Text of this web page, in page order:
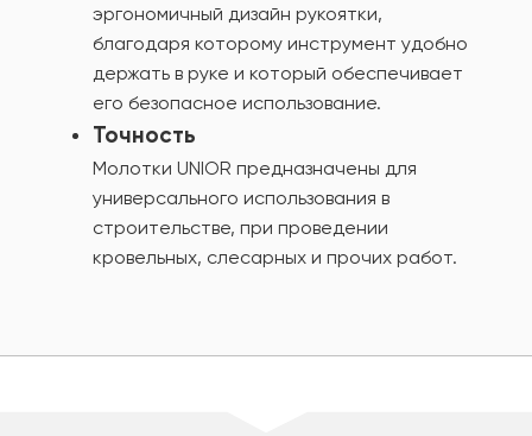
эргономичный дизайн рукоятки,
благодаря которому инструмент удобно
держать в руке и который обеспечивает
его безопасное использование.
Точность
Молотки UNIOR предназначены для
универсального использования в
строительстве, при проведении
кровельных, слесарных и прочих работ.